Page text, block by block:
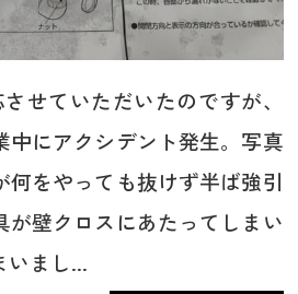
せていただいたのですが、
中にアクシデント発生。写真
何をやっても抜けず半ば強引
が壁クロスにあたってしまい
いまし...